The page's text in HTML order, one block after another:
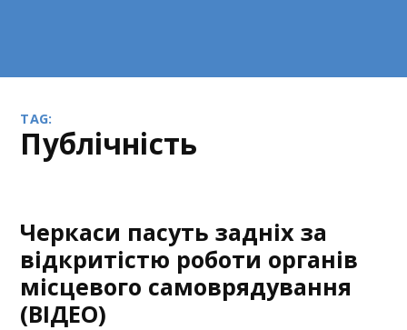
TAG:
публічність
Черкаси пасуть задніх за
відкритістю роботи органів
місцевого самоврядування
(ВІДЕО)